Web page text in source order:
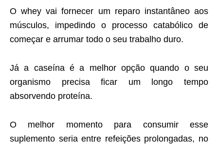
O whey vai fornecer um reparo instantâneo aos
músculos, impedindo o processo catabólico de
começar e arrumar todo o seu trabalho duro.
Já a caseína é a melhor opção quando o seu
organismo precisa ficar um longo tempo
absorvendo proteína.
O melhor momento para consumir esse
suplemento seria entre refeições prolongadas, no